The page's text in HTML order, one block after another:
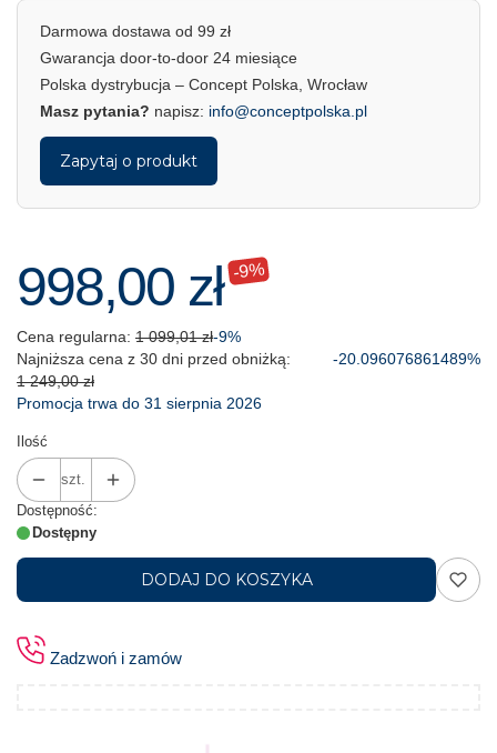
Darmowa dostawa od 99 zł
Gwarancja door-to-door 24 miesiące
Polska dystrybucja – Concept Polska, Wrocław
Masz pytania? napisz: info@conceptpolska.pl
Zapytaj o produkt
998,00 zł -9%
Cena regularna: 1 099,01 zł-9%
Najniższa cena z 30 dni przed obniżką:
1 249,00 zł
-20.096076861489%
Promocja trwa do 31 sierpnia 2026
Ilość
szt.
Dostępność:
Dostępny
DODAJ DO KOSZYKA
Zadzwoń i zamów